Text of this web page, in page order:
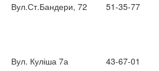
Вул.Ст.Бандери, 72 51-35-77
Вул. Куліша 7а 43-67-01